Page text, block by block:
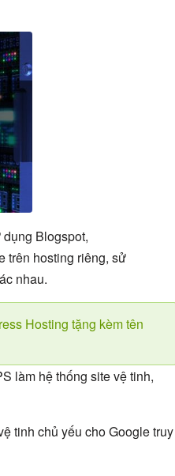
Blogspot,
trên hosting riêng, sử
nhau.
Hosting tặng kèm tên
làm hệ thống site vệ tinh,
tinh chủ yếu cho Google truy